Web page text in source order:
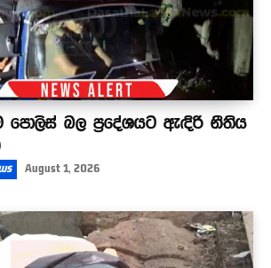
පොලිස් බල ප්‍රදේශයට ඇඳිරි නීතිය
August 1, 2026